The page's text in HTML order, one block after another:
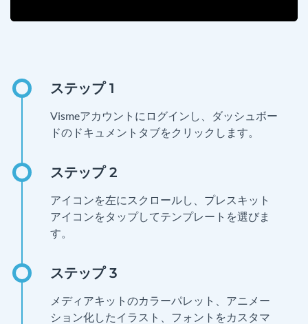
Vismeアカウントにログインし、ダッシュボー
ドのドキュメントタブをクリックします。
アイコンを左にスクロールし、プレスキット
アイコンをタップしてテンプレートを選びま
す。
メディアキットのカラーパレット、アニメー
ション化したイラスト、フォントをカスタマ